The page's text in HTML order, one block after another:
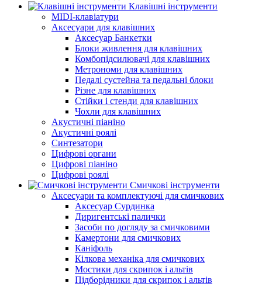
Клавішні інструменти
MIDI-клавіатури
Аксесуари для клавішних
Аксесуар Банкетки
Блоки живлення для клавішних
Комбопідсилювачі для клавішних
Метрономи для клавішних
Педалі сустейна та педальні блоки
Різне для клавішних
Стійки і стенди для клавішних
Чохли для клавішних
Акустичні піаніно
Акустичні роялі
Синтезатори
Цифрові органи
Цифрові піаніно
Цифрові роялі
Смичкові інструменти
Аксесуари та комплектуючі для смичкових
Аксесуар Сурдинка
Диригентські палички
Засоби по догляду за смичковими
Камертони для смичкових
Каніфоль
Кілкова механіка для смичкових
Мостики для скрипок і альтів
Підборiдники для скрипок і альтів